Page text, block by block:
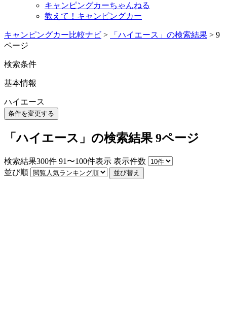
キャンピングカーちゃんねる
教えて！キャンピングカー
キャンピングカー比較ナビ > 「ハイエース」の検索結果 > 9
ページ
検索条件
基本情報
ハイエース
条件を変更する
「ハイエース」の検索結果 9ページ
検索結果300件 91〜100件表示 表示件数
並び順
並び替え